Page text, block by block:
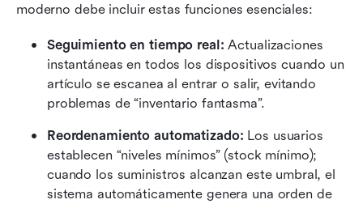
moderno debe incluir estas funciones esenciales:
Seguimiento en tiempo real: Actualizaciones
instantáneas en todos los dispositivos cuando un
artículo se escanea al entrar o salir, evitando
problemas de “inventario fantasma”.
Reordenamiento automatizado: Los usuarios
establecen “niveles mínimos” (stock mínimo);
cuando los suministros alcanzan este umbral, el
sistema automáticamente genera una orden de